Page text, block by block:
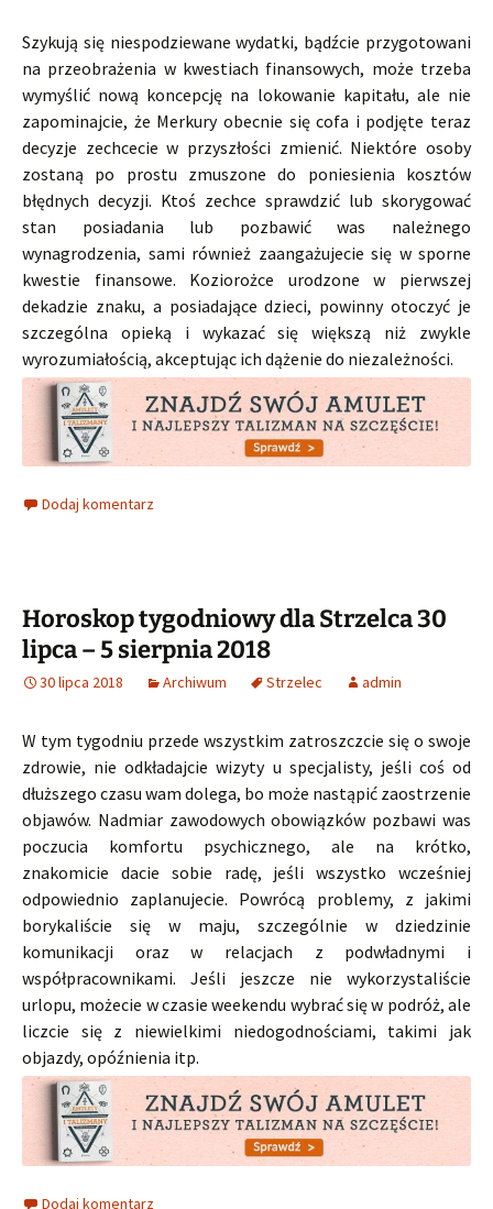
Szykują się niespodziewane wydatki, bądźcie przygotowani
na przeobrażenia w kwestiach finansowych, może trzeba
wymyślić nową koncepcję na lokowanie kapitału, ale nie
zapominajcie, że Merkury obecnie się cofa i podjęte teraz
decyzje zechcecie w przyszłości zmienić. Niektóre osoby
zostaną po prostu zmuszone do poniesienia kosztów
błędnych decyzji. Ktoś zechce sprawdzić lub skorygować
stan posiadania lub pozbawić was należnego
wynagrodzenia, sami również zaangażujecie się w sporne
kwestie finansowe. Koziorożce urodzone w pierwszej
dekadzie znaku, a posiadające dzieci, powinny otoczyć je
szczególna opieką i wykazać się większą niż zwykle
wyrozumiałością, akceptując ich dążenie do niezależności.
Dodaj komentarz
Horoskop tygodniowy dla Strzelca 30
lipca – 5 sierpnia 2018
30 lipca 2018 Archiwum Strzelec admin
W tym tygodniu przede wszystkim zatroszczcie się o swoje
zdrowie, nie odkładajcie wizyty u specjalisty, jeśli coś od
dłuższego czasu wam dolega, bo może nastąpić zaostrzenie
objawów. Nadmiar zawodowych obowiązków pozbawi was
poczucia komfortu psychicznego, ale na krótko,
znakomicie dacie sobie radę, jeśli wszystko wcześniej
odpowiednio zaplanujecie. Powrócą problemy, z jakimi
borykaliście się w maju, szczególnie w dziedzinie
komunikacji oraz w relacjach z podwładnymi i
współpracownikami. Jeśli jeszcze nie wykorzystaliście
urlopu, możecie w czasie weekendu wybrać się w podróż, ale
liczcie się z niewielkimi niedogodnościami, takimi jak
objazdy, opóźnienia itp.
Dodaj komentarz